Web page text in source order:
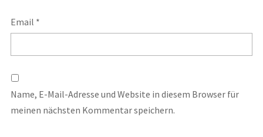
Email *
Name, E-Mail-Adresse und Website in diesem Browser für
meinen nächsten Kommentar speichern.